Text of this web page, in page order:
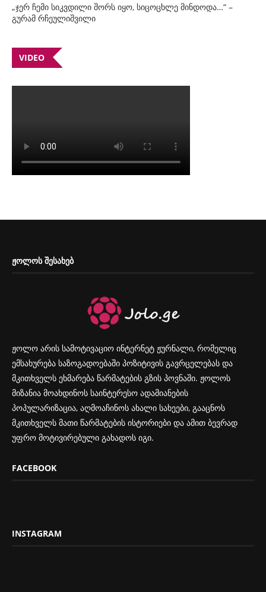
„ჯერ ჩემი სიკვდილი შორს იყო, სიცოცხლე მინდოდა…“ –
გურამ რჩეულიშვილი
VIDEO
ᲟᲝᲚᲝᲡ ᲨᲔᲡᲐᲮᲔᲑ
ჟოლო არის სამოტივაციო ინტერნეტ ჟურნალი, რომელიც
ემსახურება საზოგადოებაში პოზიტივის გავრცელებას და
მკითხველს ეხმარება წარმატების გზის პოვნაში. ჟოლოს
მიზანია მოახდინოს საინტერესო ადამიანების
პოპულარიზაცია, აღმოაჩინოს ახალი სახეები, გააცნოს
მკითხველს მათი წარმატების ისტორიები და ამით ბევრად
უფრო მოტივირებული გახადოს იგი.
FACEBOOK
INSTAGRAM